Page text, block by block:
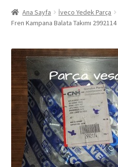
Ana Sayfa İveco Yedek Parça
Fren Kampana Balata Takımı 2992114